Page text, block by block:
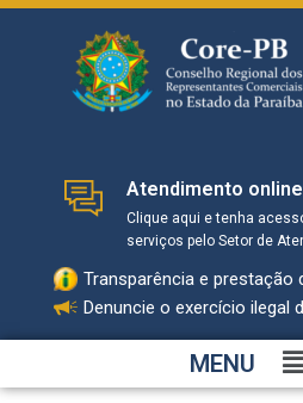
Atendimento online
Clique aqui e tenha
serviços pelo Setor de
Transparência e prestação
Denuncie o exercício ilegal
MENU